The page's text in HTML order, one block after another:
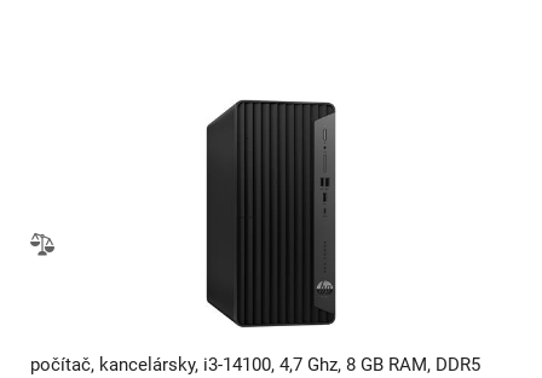
počítač, kancelársky, i3-14100, 4,7 Ghz, 8 GB RAM, DDR5